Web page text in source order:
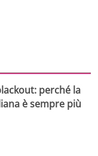
perché la
è sempre più